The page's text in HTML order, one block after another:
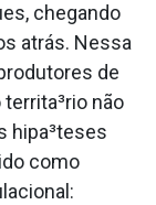
chegando
atrás. Nessa
de
não
hipa³teses
como